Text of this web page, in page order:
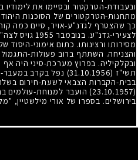
ובעבודת-הטרקטור ובסיימו את
מתחנות-הטרקטורים של הסוכנות
כך שהצטרף לגדנ"ע-אויר, סיים כמה
לצעירי-גדנ"ע. בנובמבר 1955גויס
מסירותו ורצינותו. כתום אימוני-
והצניחה. השתתף ברוב פעולות-
ובקלקיליה. בפרוץ מערכת-סיני היה אף
תשי"ז (31.10.1956)
נפל בקרב
בבית-הקברות הצבאי לשעת-חירום
(23.10.1957)
הועבר למנוחת-עולמים
בירושלים. בספרו של אורי מילשטיין,